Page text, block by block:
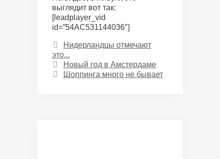
выглядит вот так:
[leadplayer_vid
id=”54AC531144036″]
Categories
Нидерландцы отмечают
это...
Новый год в Амстердаме
Шоппинга много не бывает